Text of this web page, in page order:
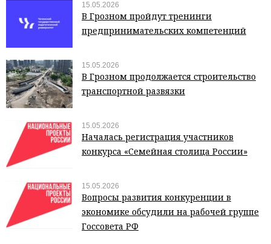
15.05.2026
В Грозном пройдут тренинги
предпринимательских компетенций
15.05.2026
В Грозном продолжается строительство
транспортной развязки
15.05.2026
Началась регистрация участников
конкурса «Семейная столица России»
15.05.2026
Вопросы развития конкуренции в
экономике обсудили на рабочей группе
Госсовета РФ